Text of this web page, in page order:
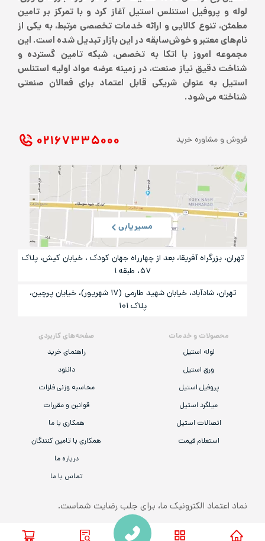
لوله و پروفیل استنلس استیل آغاز کرد و با تمرکز بر تامین
مطمئن، تنوع کالایی و ارائه خدمات تخصصی مرتبط، به یکی از
نام‌های معتبر و خوش‌سابقه در این بازار تبدیل شده است. این
مجموعه امروز با اتکا به تخصص، شبکه تامین گسترده و
شناخت دقیق نیاز صنعت، در زمینه عرضه مواد اولیه استنلس
استیل به عنوان شریکی قابل اعتماد برای فعالان صنعتی
شناخته می‌شود.
محصولات و خدمات
لوله استیل
ورق استیل
پروفیل استیل
میلگرد استیل
اتصالات استیل
استعلام قیمت
صفحه‌های کاربردی
راهنمای خرید
دانلود
محاسبه وزنی فلزات
قوانین و مقررات
همکاری با ما
همکاری با تامین کنندگان
درباره ما
تماس با ما
نماد اعتماد الکترونیک ما، برای جلب رضایت شماست.
فروش و مشاوره خرید ۰۲۱ ۶۷۳۳۵۰۰۰
مسیریابی
تهران، بزرگراه آفریقا، بعد از چهارراه جهان کودک ، خیابان کیش، پلاک
۵۷، طبقه ۱
تهران، شادآباد، خیابان شهید طارمی (۱۷ شهریور)، خیایان پرچین،
پلاک ۱۰۱